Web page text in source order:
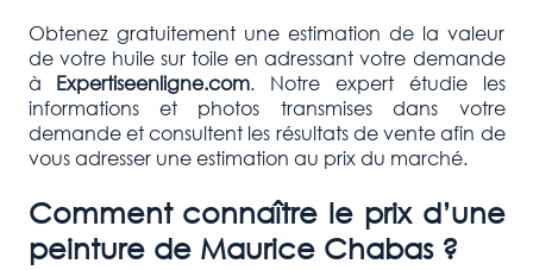
Obtenez gratuitement une estimation de la valeur
de votre huile sur toile en adressant votre demande
à Expertiseenligne.com. Notre expert étudie les
informations et photos transmises dans votre
demande et consultent les résultats de vente afin de
vous adresser une estimation au prix du marché.
Comment connaître le prix d’une
peinture de Maurice Chabas ?